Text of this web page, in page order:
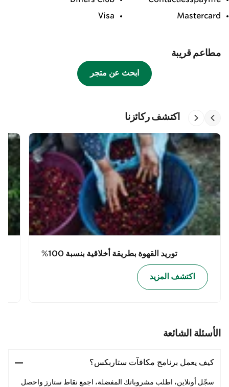
Mastercard
Visa
مطاعم قريبة
ابحث عن متجر
اكتشف ركائزنا
توريد القهوة بطريقة أخلاقية بنسبة 100%
اكتشف المزيد
الأسئلة الشائعة
كيف يعمل برنامج مكافآت ستاربكس؟
سجّل أونلاين، اطلب مشروباتك المفضلة، اجمع نقاط ستارز واحصل